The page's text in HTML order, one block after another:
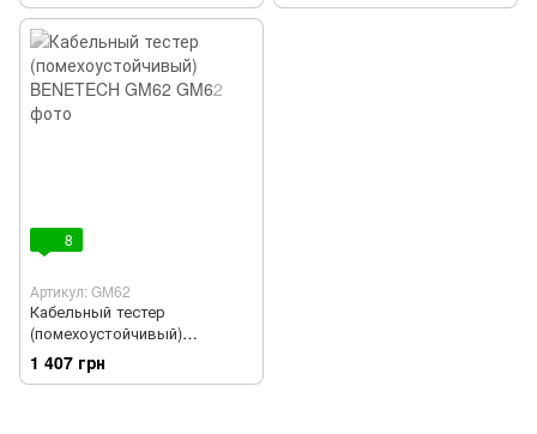
8
Артикул: GM62
Кабельный тестер
(помехоустойчивый)
BENETECH GM62
1 407 грн